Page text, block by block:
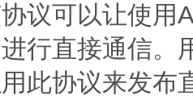
议可以让使用
行直接通信。
此协议来发布